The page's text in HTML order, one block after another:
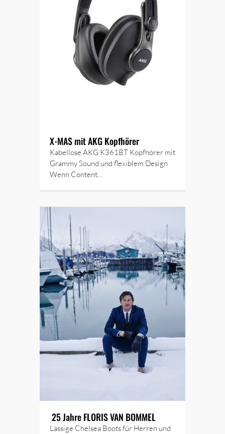
X-MAS mit AKG Kopfhörer
Kabellose AKG K361BT Kopfhörer mit
Grammy Sound und flexiblem Design
Wenn Content…
25 Jahre FLORIS VAN BOMMEL
Lässige Chelsea Boots für Herren und